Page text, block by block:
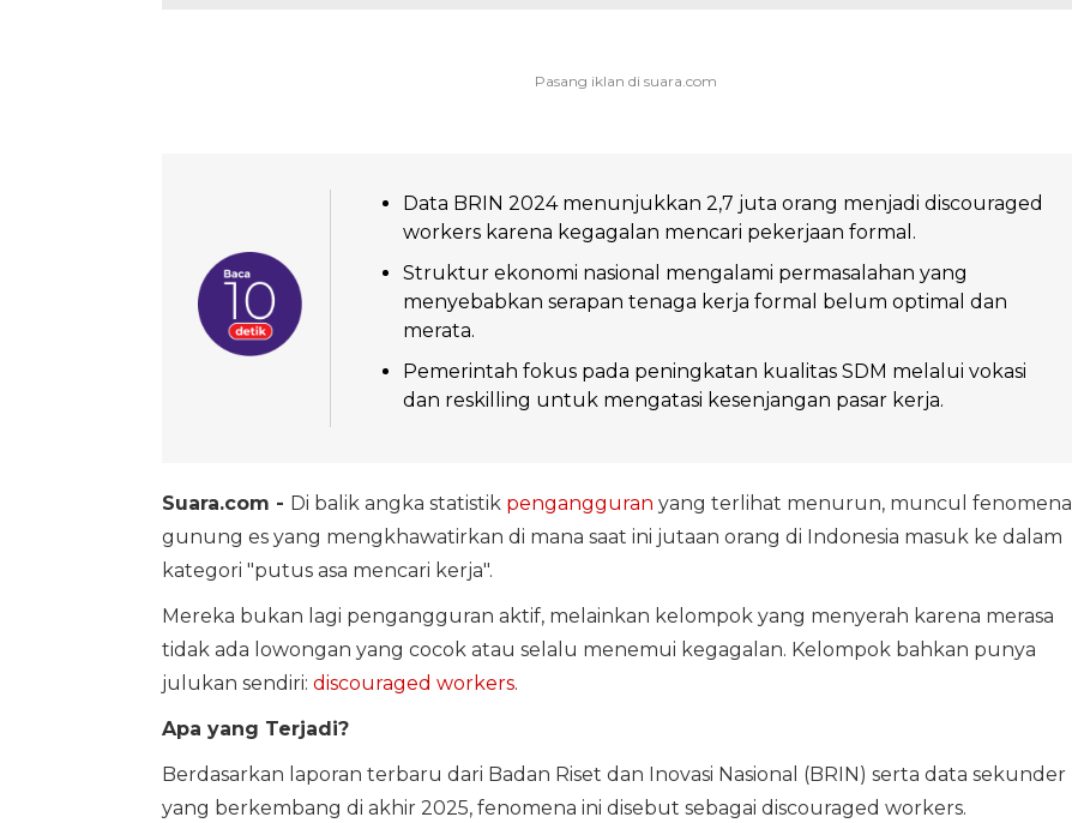
Data BRIN 2024 menunjukkan 2,7 juta orang menjadi discouraged
workers karena kegagalan mencari pekerjaan formal.
Struktur ekonomi nasional mengalami permasalahan yang
menyebabkan serapan tenaga kerja formal belum optimal dan
merata.
Pemerintah fokus pada peningkatan kualitas SDM melalui vokasi
dan reskilling untuk mengatasi kesenjangan pasar kerja.
Suara.com - Di balik angka statistik pengangguran yang terlihat menurun, muncul fenomena
gunung es yang mengkhawatirkan di mana saat ini jutaan orang di Indonesia masuk ke dalam
kategori "putus asa mencari kerja".
Mereka bukan lagi pengangguran aktif, melainkan kelompok yang menyerah karena merasa
tidak ada lowongan yang cocok atau selalu menemui kegagalan. Kelompok bahkan punya
julukan sendiri: discouraged workers.
Apa yang Terjadi?
Berdasarkan laporan terbaru dari Badan Riset dan Inovasi Nasional (BRIN) serta data sekunder
yang berkembang di akhir 2025, fenomena ini disebut sebagai discouraged workers.